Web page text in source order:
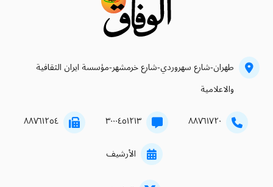
طهران-شارع سهروردي-شارع خرمشهر-مؤسسة ايران الثقافية
والاعلامية
۸۸۷٦۱۷۲۰ ۳۰۰۰٤٥۱۲۱۳ ۸۸۷٦۱۲٥٤
الأرشيف